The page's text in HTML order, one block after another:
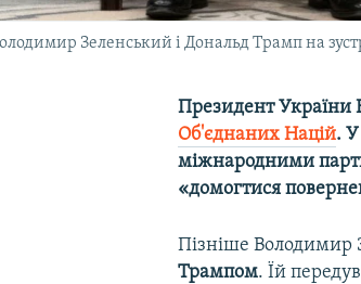
Зеленський і Дональд Трамп на
Президент
Об'єднаних Націй. У
міжнародними
«домогтися
Пізніше Володимир
Трампом. Їй